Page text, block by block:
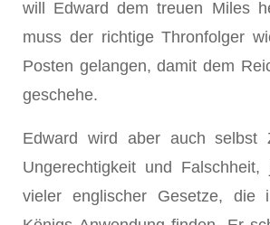
will Edward dem treuen Miles
muss der richtige Thronfolger
Posten gelangen, damit dem
geschehe.
Edward wird aber auch selbst
Ungerechtigkeit und Falschheit,
vieler englischer Gesetze, die